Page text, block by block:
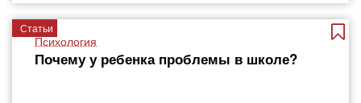
Статьи
Психология
Почему у ребенка проблемы в школе?